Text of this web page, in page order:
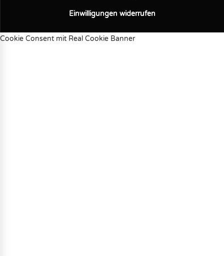
Einwilligungen widerrufen
Cookie Consent mit Real Cookie Banner